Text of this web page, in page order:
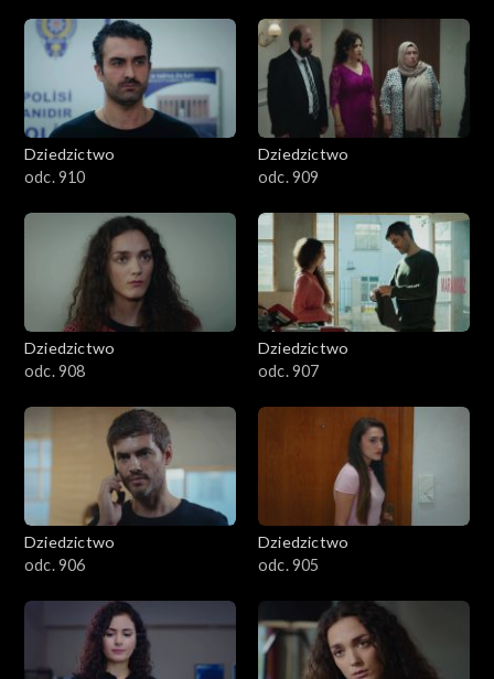
Dziedzictwo
odc. 910
Dziedzictwo
odc. 909
Dziedzictwo
odc. 908
Dziedzictwo
odc. 907
Dziedzictwo
odc. 906
Dziedzictwo
odc. 905